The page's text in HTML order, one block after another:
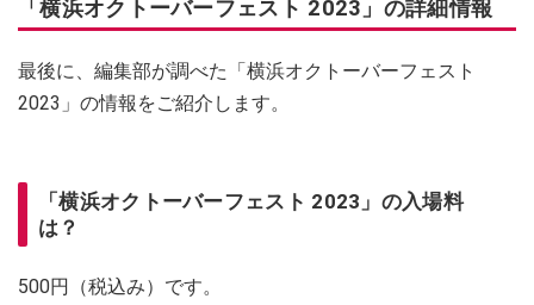
「横浜オクトーバーフェスト 2023」の詳細情報
最後に、編集部が調べた「横浜オクトーバーフェスト
2023」の情報をご紹介します。
「横浜オクトーバーフェスト 2023」の入場料
は？
500円（税込み）です。